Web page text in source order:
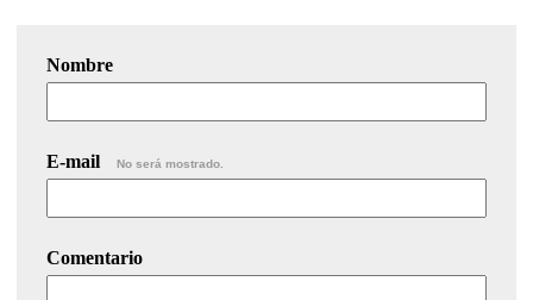
Nombre
E-mail No será mostrado.
Comentario